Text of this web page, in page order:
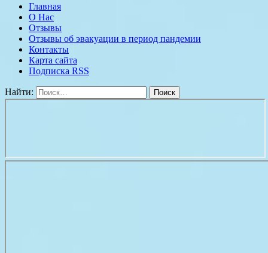
Главная
О Нас
Отзывы
Отзывы об эвакуации в период пандемии
Контакты
Карта сайта
Подписка RSS
Найти: